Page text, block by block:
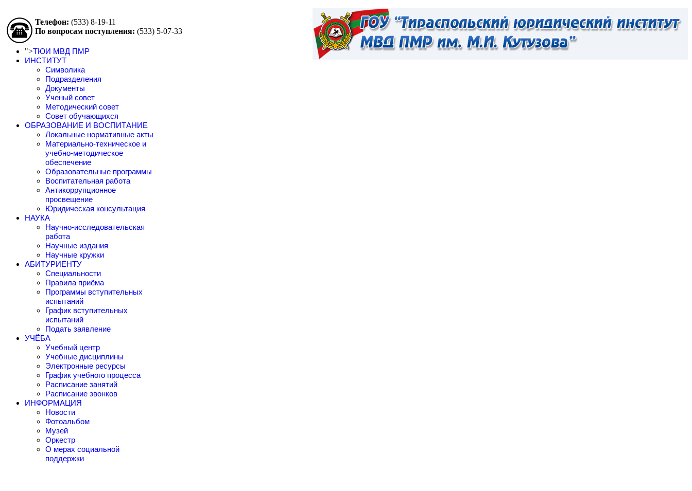
Телефон: (533) 8-19-11
По вопросам поступления: (533) 5-07-33
">ТЮИ МВД ПМР
ИНСТИТУТ
Символика
Подразделения
Документы
Ученый совет
Методический совет
Совет обучающихся
ОБРАЗОВАНИЕ И ВОСПИТАНИЕ
Локальные нормативные акты
Материально-техническое и
учебно-методическое
обеспечение
Образовательные программы
Воспитательная работа
Антикоррупционное
просвещение
Юридическая консультация
НАУКА
Научно-исследовательская
работа
Научные издания
Научные кружки
АБИТУРИЕНТУ
Специальности
Правила приёма
Программы вступительных
испытаний
График вступительных
испытаний
Подать заявление
УЧЁБА
Учебный центр
Учебные дисциплины
Электронные ресурсы
График учебного процесса
Расписание занятий
Расписание звонков
ИНФОРМАЦИЯ
Новости
Фотоальбом
Музей
Оркестр
О мерах социальной
поддержки